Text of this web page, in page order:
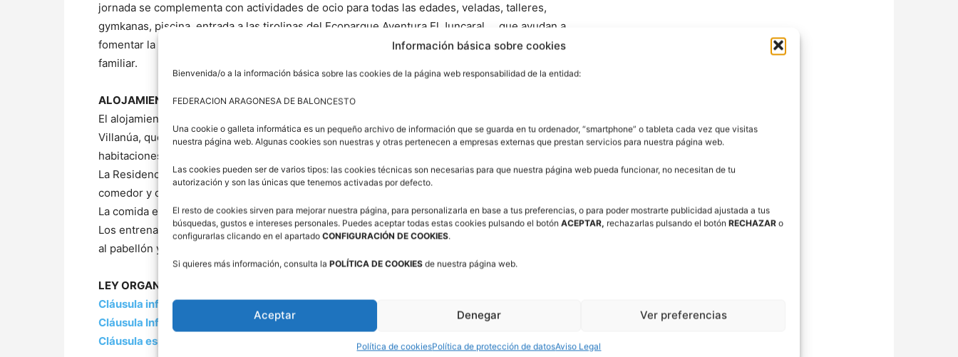
Información básica sobre cookies
Bienvenida/o a la información básica sobre las cookies de la página web responsabilidad de la entidad:
FEDERACION ARAGONESA DE BALONCESTO
Una cookie o galleta informática es un pequeño archivo de información que se guarda en tu ordenador, “smartphone” o tableta cada vez que visitas
nuestra página web. Algunas cookies son nuestras y otras pertenecen a empresas externas que prestan servicios para nuestra página web.
Las cookies pueden ser de varios tipos: las cookies técnicas son necesarias para que nuestra página web pueda funcionar, no necesitan de tu
autorización y son las únicas que tenemos activadas por defecto.
El resto de cookies sirven para mejorar nuestra página, para personalizarla en base a tus preferencias, o para poder mostrarte publicidad ajustada a tus
búsquedas, gustos e intereses personales. Puedes aceptar todas estas cookies pulsando el botón ACEPTAR, rechazarlas pulsando el botón RECHAZAR o
configurarlas clicando en el apartado CONFIGURACIÓN DE COOKIES.
Si quieres más información, consulta la POLÍTICA DE COOKIES de nuestra página web.
Aceptar Denegar Ver preferencias
Política de cookiesPolítica de protección de datosAviso Legal
jornada se complementa con actividades de ocio para todas las edades, veladas, talleres,
gymkanas, piscina, entrada a las tirolinas del Ecoparque Aventura El Juncaral…, que ayudan a
fomentar la amistad y el compañerismo, así como a aprender a desenvolverse lejos del entorno
familiar.
ALOJAMIENTO – INSTALACIONES
El alojamiento y la manutención de los alumnos y técnicos se realiza en la Residencia Juvenil de
Villanúa, que cuenta con 135 plazas, distribuidas en habitaciones de 4 plazas. Todas las
habitaciones están equipadas con sábanas, mantas, armarios, lavabo…
La Residencia dispone de salas para las actividades de ocio y tiempo libre, zonas de aseo y ducha,
comedor y cocina.
La comida es casera, abundante y los menús son apropiados para deportistas.
Los entrenamientos se realizan en el pabellón de Villanúa y en las pistas exteriores situadas junto
al pabellón y la piscina.
LEY ORGANICA DE PROTECCIÓN DE DATOS (LOPD)
Cláusula informativa C2 Menores
Cláusula Informativa C2 Mayores 14
Cláusula específica certificaciones negativas_para_trabajadores